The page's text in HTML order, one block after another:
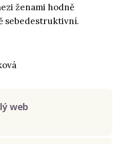
ženami hodně
sebedestruktivní.
web